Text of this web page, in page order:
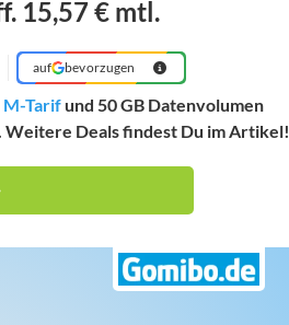
15,57 € mtl.
auf bevorzugen
M-Tarif und 50 GB Datenvolumen
Weitere Deals findest Du im Artikel!